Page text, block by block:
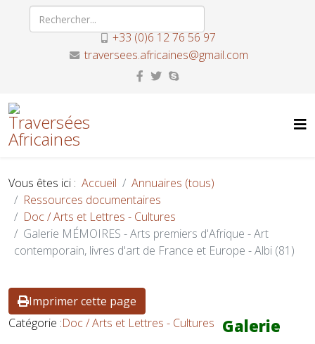
+33 (0)6 12 76 56 97
traversees.africaines@gmail.com
Vous êtes ici : Accueil
Annuaires (tous)
Ressources documentaires
Doc / Arts et Lettres - Cultures
Galerie MÉMOIRES - Arts premiers d'Afrique - Art
contemporain, livres d'art de France et Europe - Albi (81)
Imprimer cette page
Catégorie :Doc / Arts et Lettres - Cultures Galerie